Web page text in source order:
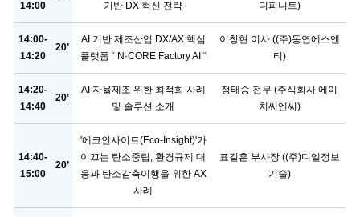
14:00
기반 DX 혁신 전략
디피니트)
14:00-
14:20
20’
AI 기반 제조산업 DX/AX 핵심
플랫폼 “ N·CORE Factory AI “
이창현 이사 ((주)동연에스엔
티)
14:20-
14:40
20’
AI 자율제조 위한 최적화 사례
및 솔루션 소개
정태승 전무 (주식회사 에이
치씨엔씨)
14:40-
15:00
20’
'에코인사이트(Eco-Insight)'가
이끄는 탄소중립, 환경규제 대
응과 탄소감축이행을 위한 AX
사례
표길훈 부사장 ((주)디엘정보
기술)